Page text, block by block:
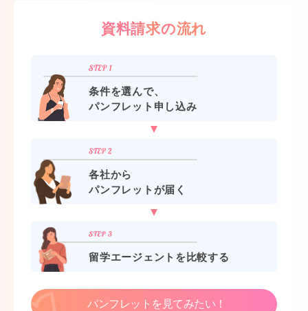
資料請求の流れ
条件を選んで、
パンフレット申し込み
各社から
パンフレットが届く
留学エージェントを比較する
パンフレットを見てみたい！